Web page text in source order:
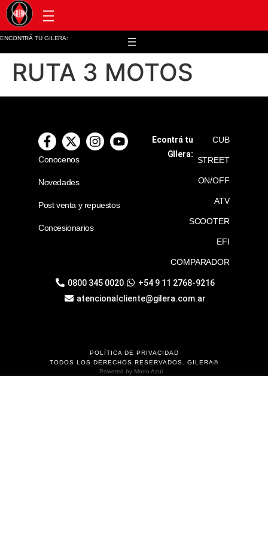
ENCONTRÁ TU GILERA:
RUTA 3 MOTOS
Conocenos
Novedades
Post venta y repuestos
Concesionarios
Econtrá tu
GIlera:
CUB
STREET
ON/OFF
ATV
SCOOTER
EFI
COMPARADOR
0800 345 0020
+54 9 11 2768-9216
atencionalcliente@gilera.com.ar
POLÍTICA DE PRIVACIDAD
TODOS LOS DERECHOS RESERVADOS. GILERA®
Powered by Mono Azul